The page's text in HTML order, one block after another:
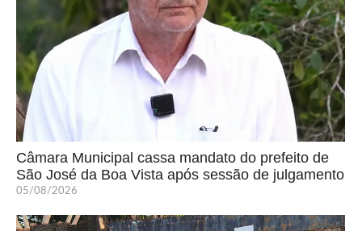
Câmara Municipal cassa mandato do prefeito de
São José da Boa Vista após sessão de julgamento
05/08/2026